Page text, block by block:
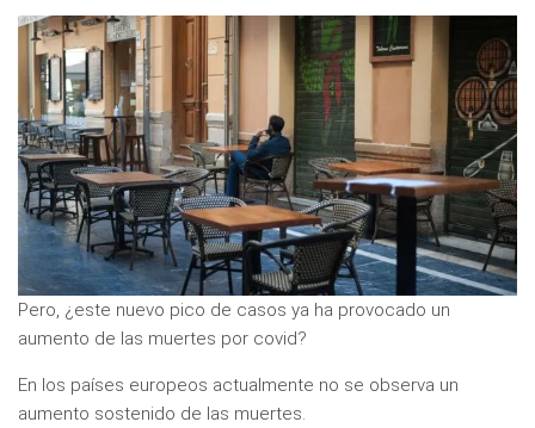
Pero, ¿este nuevo pico de casos ya ha provocado un
aumento de las muertes por covid?
En los países europeos actualmente no se observa un
aumento sostenido de las muertes.